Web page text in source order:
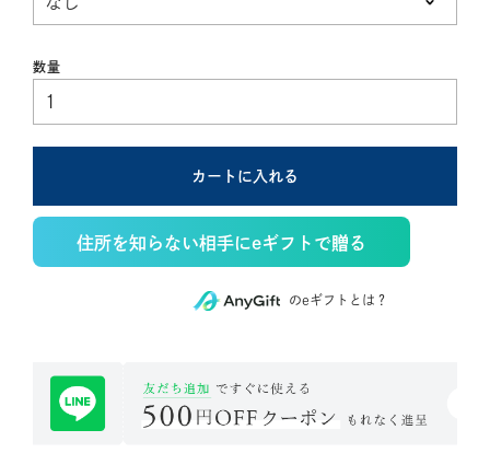
カートに入れる
住所を知らない相手にeギフトで贈る
のeギフトとは？